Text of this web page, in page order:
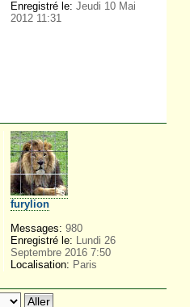
Enregistré le: Jeudi 10 Mai
2012 11:31
furylion
Messages: 980
Enregistré le: Lundi 26
Septembre 2016 7:50
Localisation: Paris